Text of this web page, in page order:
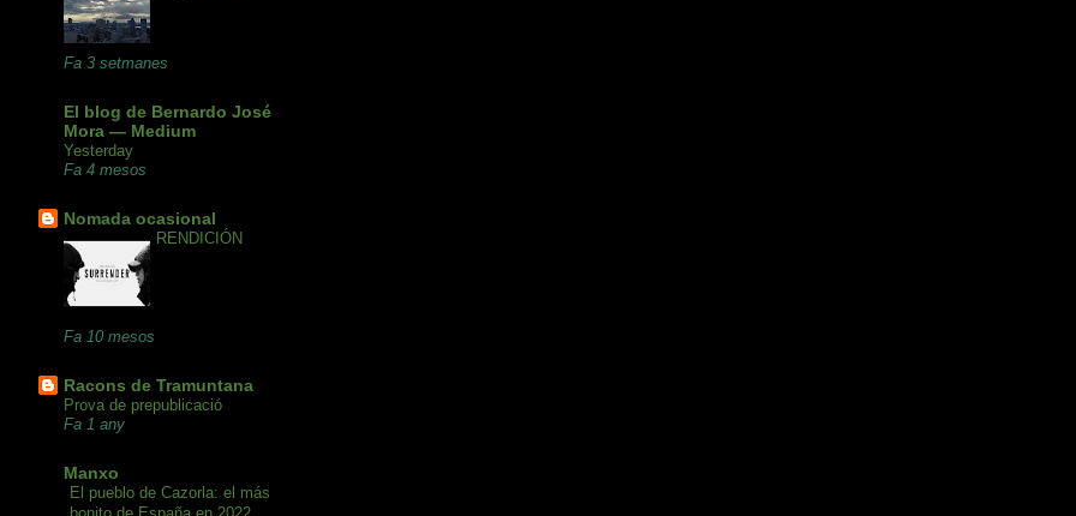
Fa 3 setmanes
El blog de Bernardo José
Mora — Medium
Yesterday
Fa 4 mesos
Nomada ocasional
RENDICIÓN
Fa 10 mesos
Racons de Tramuntana
Prova de prepublicació
Fa 1 any
Manxo
El pueblo de Cazorla: el más